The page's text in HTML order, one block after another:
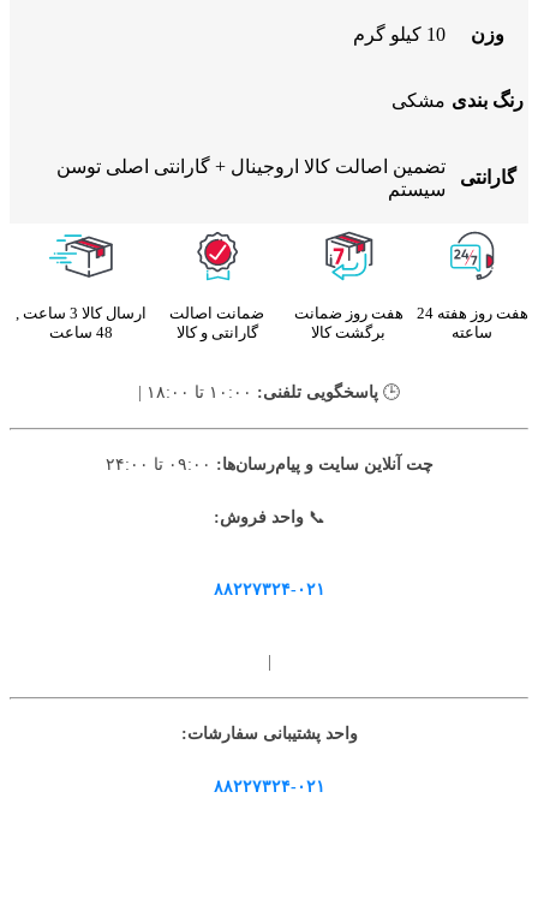
وزن 10 کیلو گرم
رنگ بندی مشکی
گارانتی
تضمین اصالت کالا اروجینال + گارانتی اصلی توسن
سیستم
هفت روز هفته 24
ساعته
هفت روز ضمانت
برگشت کالا
ضمانت اصالت
گارانتی و کالا
ارسال کالا 3 ساعت ,
48 ساعت
🕒 پاسخگویی تلفنی:
چت آنلاین سایت و پیام‌رسان‌ها:
📞واحد فروش:
۸۸۲۲۷۳۲۴-۰۲۱
واحد پشتیبانی سفارشات:
۸۸۲۲۷۳۲۴-۰۲۱